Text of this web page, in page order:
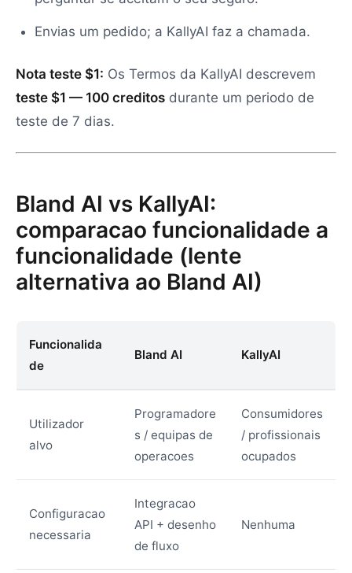
Envias um pedido; a KallyAI faz a chamada.
Nota teste $1: Os Termos da KallyAI descrevem
teste $1 — 100 creditos durante um periodo de
teste de 7 dias.
Bland AI vs KallyAI:
comparacao funcionalidade a
funcionalidade (lente
alternativa ao Bland AI)
Funcionalida
de
Bland AI KallyAI
Utilizador
alvo
Programadore
s / equipas de
operacoes
Consumidores
/ profissionais
ocupados
Configuracao
necessaria
Integracao
API + desenho
de fluxo
Nenhuma